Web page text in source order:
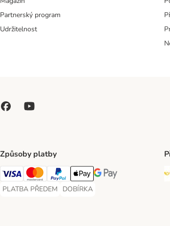
Partnerský program
Udržitelnost
Způsoby platby
Visa Payment Method
Mastercard Payment Method
PayPal Payment Method
Apple pay Payment Method
GooglePay Payment
PLATBA PŘEDEM
PLATBA PŘEDEM Payment Method
DOBÍRKA
DOBÍRKA Payment Method